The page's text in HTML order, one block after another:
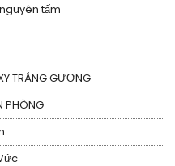
tấm
TRÁNG GƯƠNG
PHÒNG